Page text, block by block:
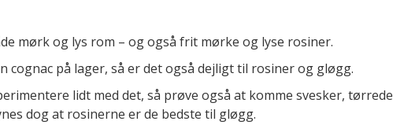
mørk og lys rom – og også frit mørke og lyse rosiner.
cognac på lager, så er det også dejligt til rosiner og gløgg.
lidt med det, så prøve også at komme svesker, tørrede
dog at rosinerne er de bedste til gløgg.